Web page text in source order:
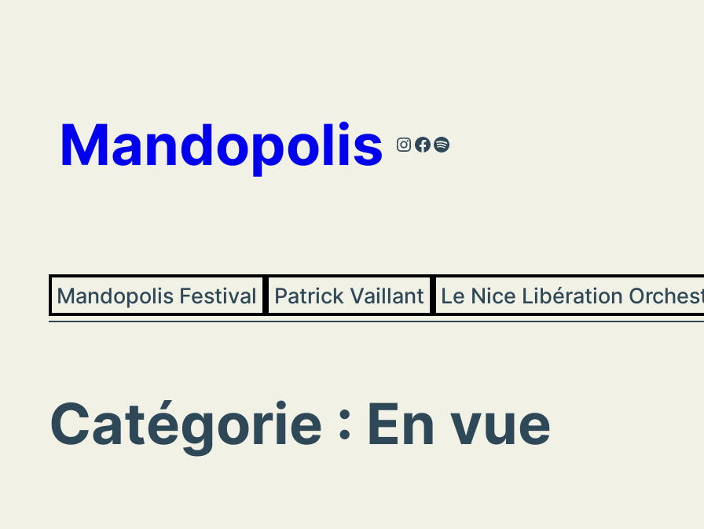
Mandopolis Instagram
Facebook
Spotify
Mandopolis Festival Patrick Vaillant Le Nice Libération
Catégorie : En vue